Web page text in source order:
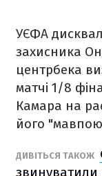
УЄФА
захисника
центрбека
матчі 1/8
Камара на
його
ДИВІТЬСЯ ТАКОЖ
звинуватили